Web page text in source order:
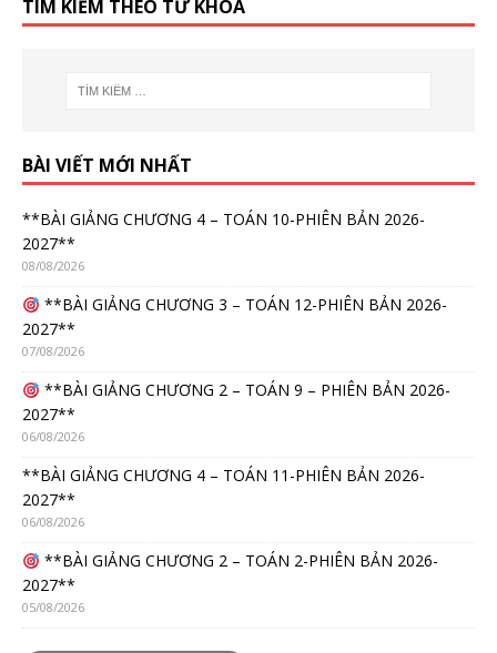
TÌM KIẾM THEO TỪ KHÓA
BÀI VIẾT MỚI NHẤT
**BÀI GIẢNG CHƯƠNG 4 – TOÁN 10-PHIÊN BẢN 2026-
2027**
08/08/2026
**BÀI GIẢNG CHƯƠNG 3 – TOÁN 12-PHIÊN BẢN 2026-
2027**
07/08/2026
**BÀI GIẢNG CHƯƠNG 2 – TOÁN 9 – PHIÊN BẢN 2026-
2027**
06/08/2026
**BÀI GIẢNG CHƯƠNG 4 – TOÁN 11-PHIÊN BẢN 2026-
2027**
06/08/2026
**BÀI GIẢNG CHƯƠNG 2 – TOÁN 2-PHIÊN BẢN 2026-
2027**
05/08/2026